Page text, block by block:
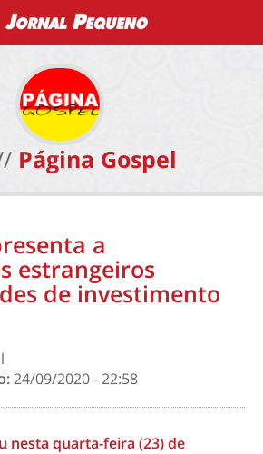
Página Gospel
a
estrangeiros
de investimento
24/09/2020 - 22:58
nesta quarta-feira (23) de